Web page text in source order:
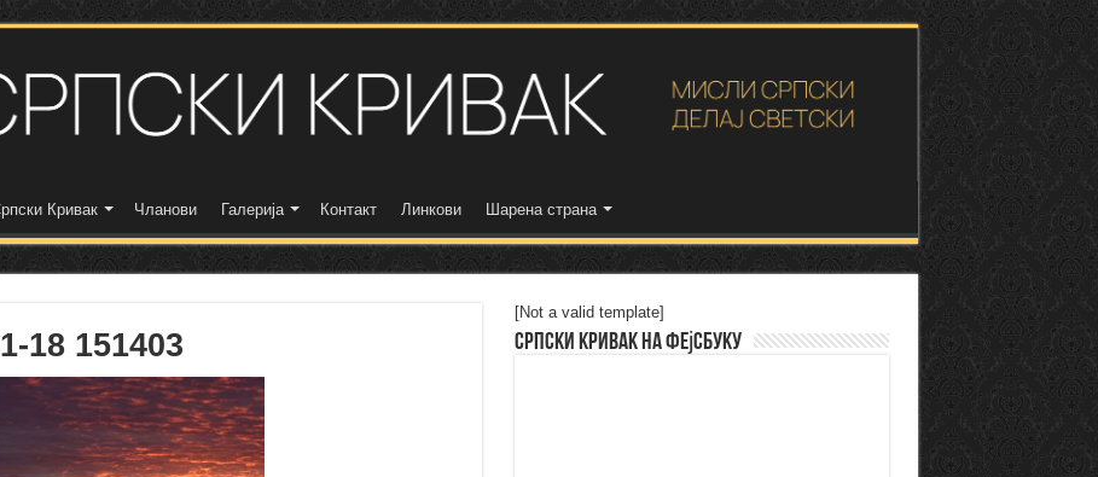
Кривак Чланови Галерија Контакт Линкови Шарена страна
18 151403
[Not a valid template]
Српски Кривак на Фејсбуку